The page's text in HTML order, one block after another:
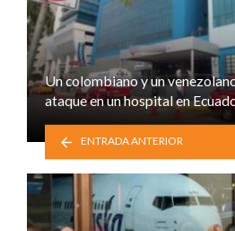
Un colombiano y un
ataque en un hospital en
ENTRADA ANTERIOR